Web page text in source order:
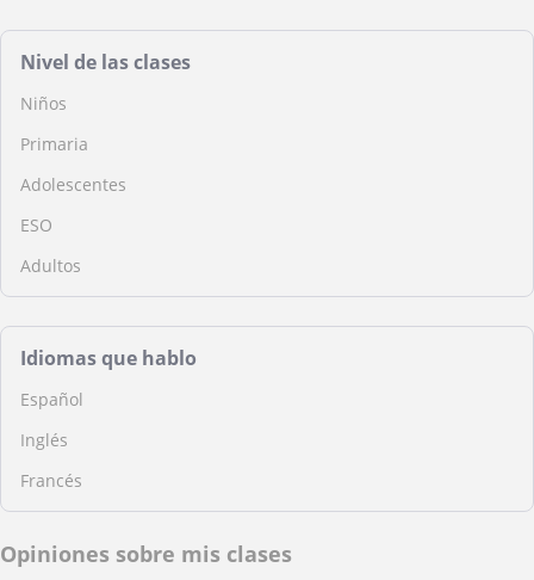
Nivel de las clases
Niños
Primaria
Adolescentes
ESO
Adultos
Idiomas que hablo
Español
Inglés
Francés
Opiniones sobre mis clases